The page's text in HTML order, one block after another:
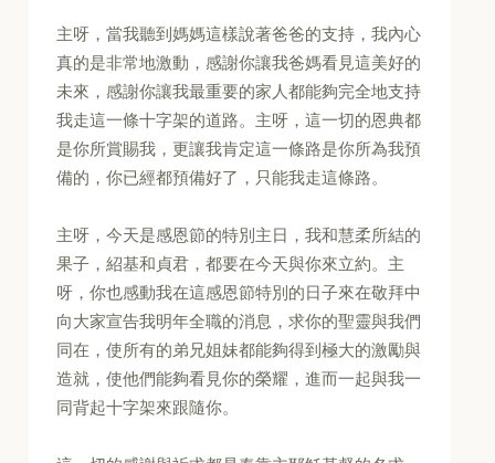
主呀，當我聽到媽媽這樣說著爸爸的支持，我內心
真的是非常地激動，感謝你讓我爸媽看見這美好的
未來，感謝你讓我最重要的家人都能夠完全地支持
我走這一條十字架的道路。主呀，這一切的恩典都
是你所賞賜我，更讓我肯定這一條路是你所為我預
備的，你已經都預備好了，只能我走這條路。
主呀，今天是感恩節的特別主日，我和慧柔所結的
果子，紹基和貞君，都要在今天與你來立約。主
呀，你也感動我在這感恩節特別的日子來在敬拜中
向大家宣告我明年全職的消息，求你的聖靈與我們
同在，使所有的弟兄姐妹都能夠得到極大的激勵與
造就，使他們能夠看見你的榮耀，進而一起與我一
同背起十字架來跟隨你。